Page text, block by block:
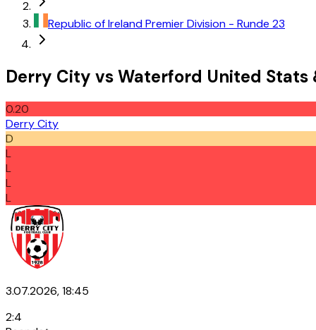
Republic of IrelandPremier Division - Runde 23
Derry City vsWaterford United Stats
0.20
Derry City
D
L
L
L
L
3.07.2026, 18:45
2:4